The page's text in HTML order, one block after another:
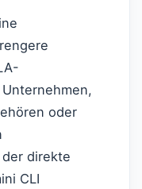
oder
direkte
CLI